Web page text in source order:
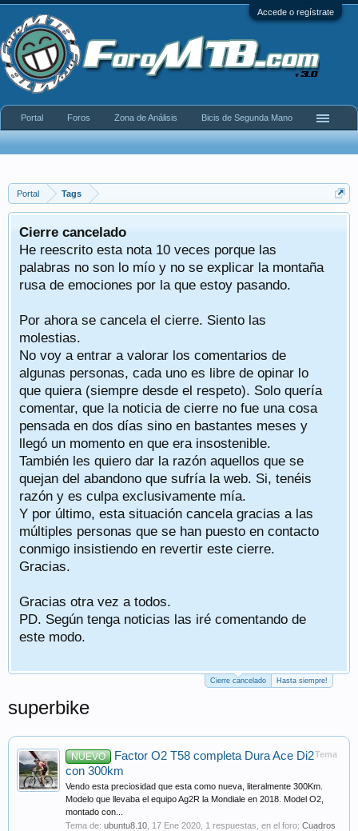
Accede o regístrate
Portal Tags
Cierre cancelado
He reescrito esta nota 10 veces porque las
palabras no son lo mío y no se explicar la montaña
rusa de emociones por la que estoy pasando.
Por ahora se cancela el cierre. Siento las
molestias.
No voy a entrar a valorar los comentarios de
algunas personas, cada uno es libre de opinar lo
que quiera (siempre desde el respeto). Solo quería
comentar, que la noticia de cierre no fue una cosa
pensada en dos días sino en bastantes meses y
llegó un momento en que era insostenible.
También les quiero dar la razón aquellos que se
quejan del abandono que sufría la web. Si, tenéis
razón y es culpa exclusivamente mía.
Y por último, esta situación cancela gracias a las
múltiples personas que se han puesto en contacto
conmigo insistiendo en revertir este cierre.
Gracias.
Gracias otra vez a todos.
PD. Según tenga noticias las iré comentando de
este modo.
Cierre cancelado Hasta siempre!
superbike
Tema
NUEVO
Factor O2 T58 completa Dura Ace Di2
con 300km
Vendo esta preciosidad que esta como nueva, literalmente 300Km.
Modelo que llevaba el equipo Ag2R la Mondiale en 2018. Model O2,
montado con...
Tema de: ubuntu8.10 17 Ene 2020 , 1 respuestas, en el foro: Cuadros
Portal Foros Zona de Análisis Bicis de Segunda Mano